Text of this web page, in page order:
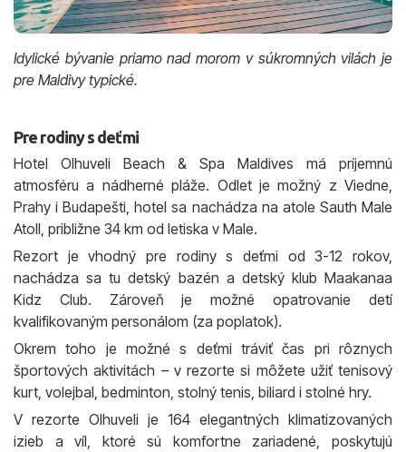
Idylické bývanie priamo nad morom v súkromných vilách je
pre Maldivy typické.
Pre rodiny s deťmi
Hotel Olhuveli Beach & Spa Maldives má príjemnú
atmosféru a nádherné pláže. Odlet je možný z Viedne,
Prahy i Budapešti, hotel sa nachádza na atole Sauth Male
Atoll, približne 34 km od letiska v Male.
Rezort je vhodný pre rodiny s deťmi od 3-12 rokov,
nachádza sa tu detský bazén a detský klub Maakanaa
Kidz Club. Zároveň je možné opatrovanie detí
kvalifikovaným personálom (za poplatok).
Okrem toho je možné s deťmi tráviť čas pri rôznych
športových aktivitách – v rezorte si môžete užiť tenisový
kurt, volejbal, bedminton, stolný tenis, biliard i stolné hry.
V rezorte Olhuveli je 164 elegantných klimatizovaných
izieb a víl, ktoré sú komfortne zariadené, poskytujú